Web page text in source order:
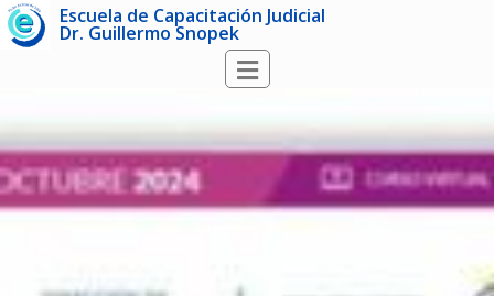
Escuela de Capacitación Judicial
Dr. Guillermo Snopek